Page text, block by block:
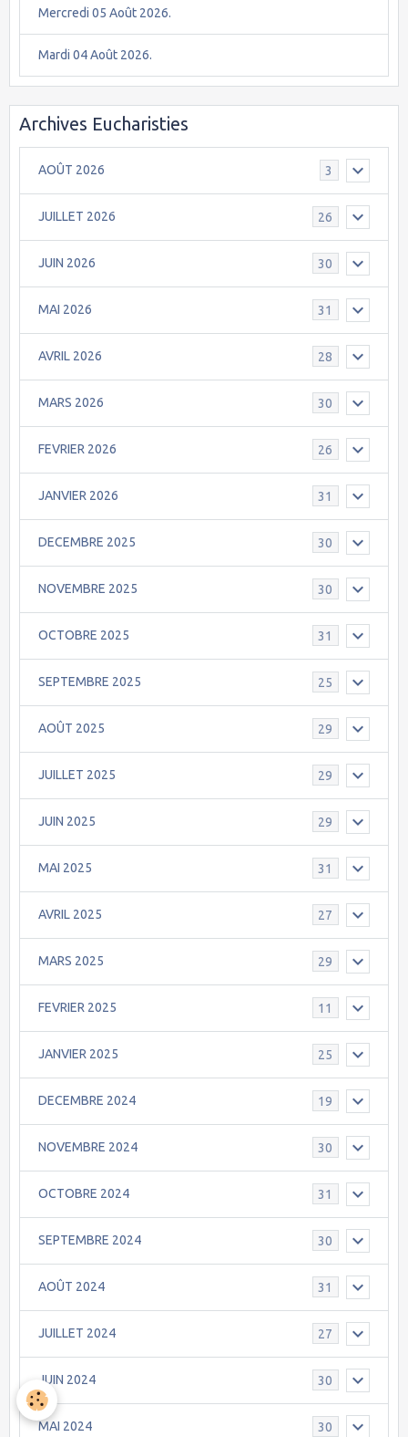
Mercredi 05 Août 2026.
Mardi 04 Août 2026.
Archives Eucharisties
AOÛT 2026 3
JUILLET 2026 26
JUIN 2026 30
MAI 2026 31
AVRIL 2026 28
MARS 2026 30
FEVRIER 2026 26
JANVIER 2026 31
DECEMBRE 2025 30
NOVEMBRE 2025 30
OCTOBRE 2025 31
SEPTEMBRE 2025 25
AOÛT 2025 29
JUILLET 2025 29
JUIN 2025 29
MAI 2025 31
AVRIL 2025 27
MARS 2025 29
FEVRIER 2025 11
JANVIER 2025 25
DECEMBRE 2024 19
NOVEMBRE 2024 30
OCTOBRE 2024 31
SEPTEMBRE 2024 30
AOÛT 2024 31
JUILLET 2024 27
JUIN 2024 30
MAI 2024 30